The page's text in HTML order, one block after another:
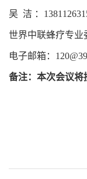
吴 洁 ：
世界中联蜂疗专业
电子邮箱：
备注：本次会议